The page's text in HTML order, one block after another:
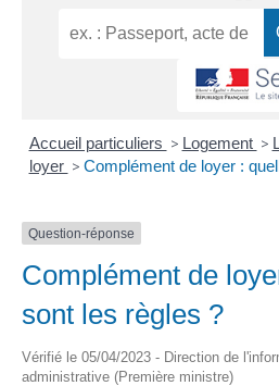
Accueil particuliers > Logement >
loyer > Complément de loyer :
Question-réponse
Complément de
sont les règles ?
Vérifié le 05/04/2023 - Direction de
administrative (Première ministre)